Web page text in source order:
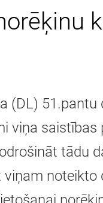
(DL)
viņa
tādu
noteikto